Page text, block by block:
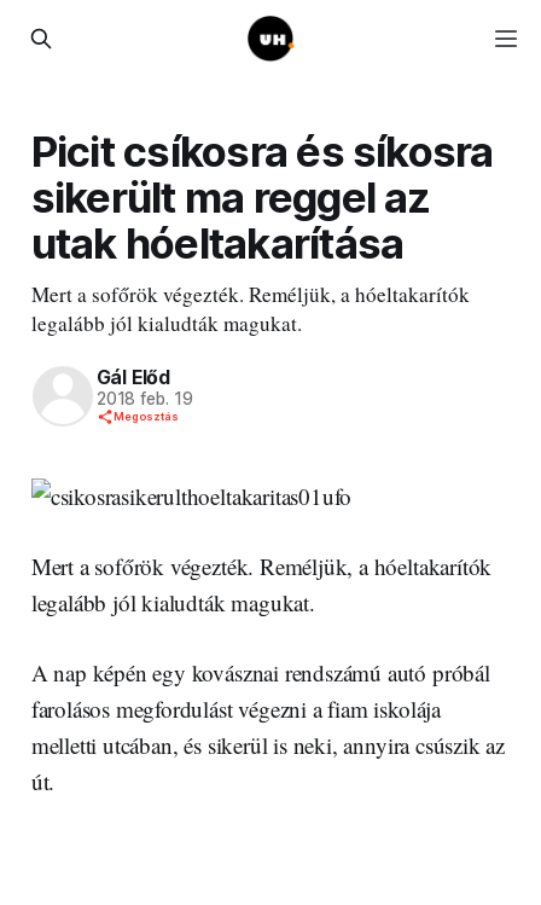
Picit csíkosra és síkosra
sikerült ma reggel az
utak hóeltakarítása
Mert a sofőrök végezték. Reméljük, a hóeltakarítók
legalább jól kialudták magukat.
Gál Előd
2018 feb. 19
Megosztás
Mert a sofőrök végezték. Reméljük, a hóeltakarítók
legalább jól kialudták magukat.
A nap képén egy kovásznai rendszámú autó próbál
farolásos megfordulást végezni a fiam iskolája
melletti utcában, és sikerül is neki, annyira csúszik az
út.